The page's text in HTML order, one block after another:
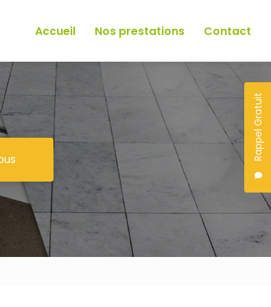
Rappel Gratuit
Accueil
Nos prestations Contact